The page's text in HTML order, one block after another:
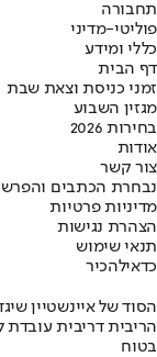
תחבורה
פוליטי-מדיני
כללי ומידע
דף הבית
זמני כניסת וצאת שבת
מגזין השבוע
בחירות 2026
אודות
צור קשר
נבחרת הכתבים
מדיניות פרטיות
הצהרת נגישות
תנאי שימוש
כדאילהכיר
הסוד של איינשטיין
הריבית דריבית
בטוח